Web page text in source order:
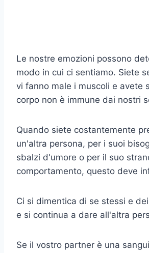
Le nostre emozioni possono
modo in cui ci sentiamo. Siete
vi fanno male i muscoli e avete
corpo non è immune dai nostri
Quando siete costantemente
un'altra persona, per i suoi
sbalzi d'umore o per il suo
comportamento, questo deve
Ci si dimentica di se stessi e
e si continua a dare all'altra
Se il vostro partner è una